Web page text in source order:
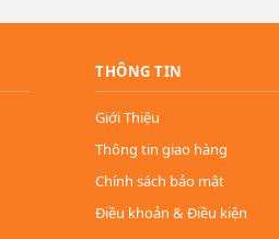
THÔNG TIN
Giới Thiệu
Thông tin giao hàng
Chính sách bảo mật
Điều khoản & Điều kiện